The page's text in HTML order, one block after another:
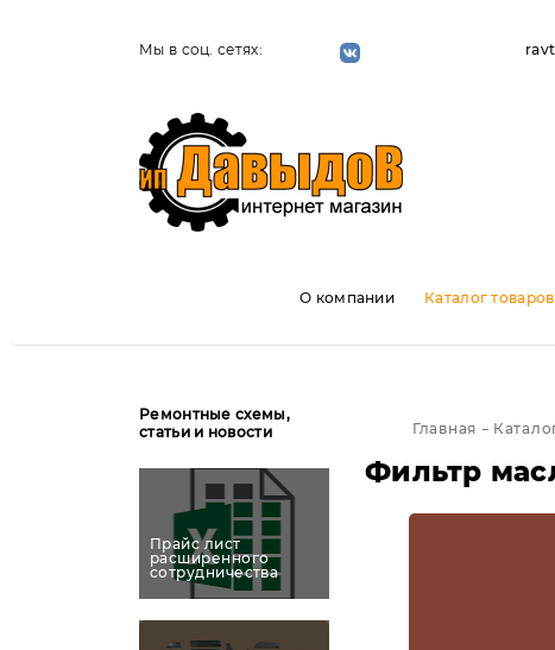
Мы в соц. сетях:
О компании Каталог товаров
Ремонтные схемы,
статьи и новости
Прайс лист
расширенного
сотрудничества
Главная
Фильтр